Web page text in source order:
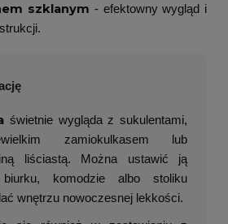
szklanym - efektowny wygląd i
świetnie wygląda z sukulentami,
zamiokulkasem lub
liściastą. Można ustawić ją
komodzie albo stoliku
wnętrzu nowoczesnej lekkości.